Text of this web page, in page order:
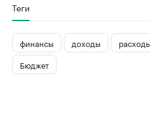
Теги
финансы доходы расходы
Бюджет